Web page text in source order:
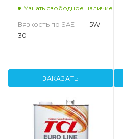
Узнать свободное наличие
Вязкость по SAE — 5W-
30
ЗАКАЗАТЬ